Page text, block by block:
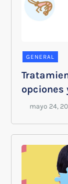
GENERAL
opciones